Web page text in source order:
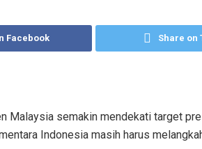
Facebook Share on
Malaysia semakin mendekati target
Indonesia masih harus